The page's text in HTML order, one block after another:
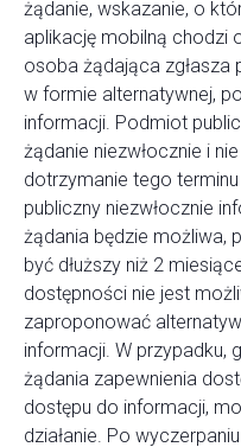
żądanie, wskazanie, o
aplikację mobilną chodzi
osoba żądająca
w formie alternatywnej,
informacji. Podmiot
żądanie niezwłocznie i
dotrzymanie tego
publiczny niezwłocznie
żądania będzie możliwa,
być dłuższy niż 2
dostępności nie jest
zaproponować
informacji. W przypadku,
żądania zapewnienia
dostępu do informacji,
działanie. Po